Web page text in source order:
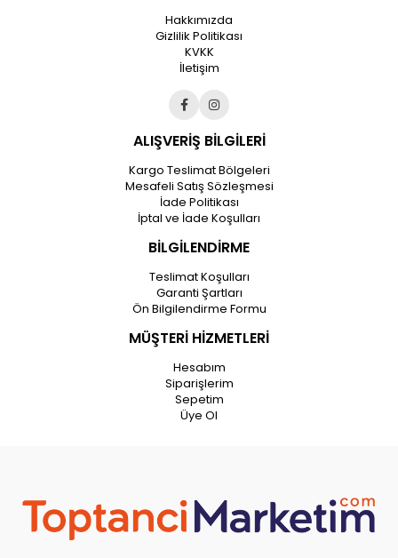
Hakkımızda
Gizlilik Politikası
KVKK
İletişim
ALIŞVERİŞ BİLGİLERİ
Kargo Teslimat Bölgeleri
Mesafeli Satış Sözleşmesi
İade Politikası
İptal ve İade Koşulları
BİLGİLENDİRME
Teslimat Koşulları
Garanti Şartları
Ön Bilgilendirme Formu
MÜŞTERİ HİZMETLERİ
Hesabım
Siparişlerim
Sepetim
Üye Ol